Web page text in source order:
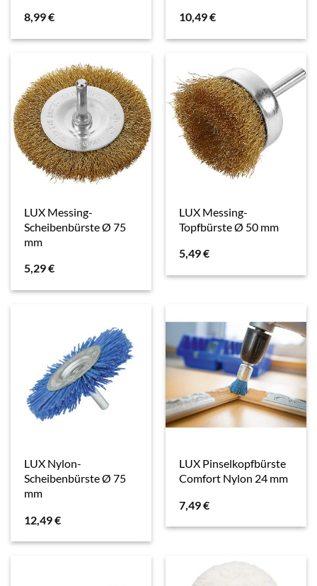
8,99€
10,49€
LUX Messing-
Scheibenbürste Ø 75
mm
5,29€
LUX Messing-
Topfbürste Ø 50 mm
5,49€
LUX Nylon-
Scheibenbürste Ø 75
mm
12,49€
LUX Pinselkopfbürste
Comfort Nylon 24 mm
7,49€